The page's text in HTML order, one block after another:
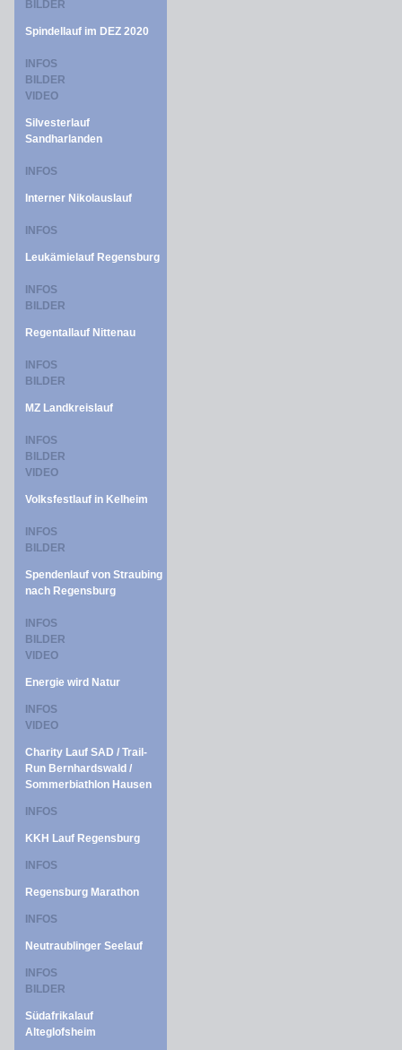
BILDER
Spindellauf im DEZ 2020
INFOS
BILDER
VIDEO
Silvesterlauf
Sandharlanden
INFOS
Interner Nikolauslauf
INFOS
Leukämielauf Regensburg
INFOS
BILDER
Regentallauf Nittenau
INFOS
BILDER
MZ Landkreislauf
INFOS
BILDER
VIDEO
Volksfestlauf in Kelheim
INFOS
BILDER
Spendenlauf von Straubing
nach Regensburg
INFOS
BILDER
VIDEO
Energie wird Natur
INFOS
VIDEO
Charity Lauf SAD / Trail-
Run Bernhardswald /
Sommerbiathlon Hausen
INFOS
KKH Lauf Regensburg
INFOS
Regensburg Marathon
INFOS
Neutraublinger Seelauf
INFOS
BILDER
Südafrikalauf
Alteglofsheim